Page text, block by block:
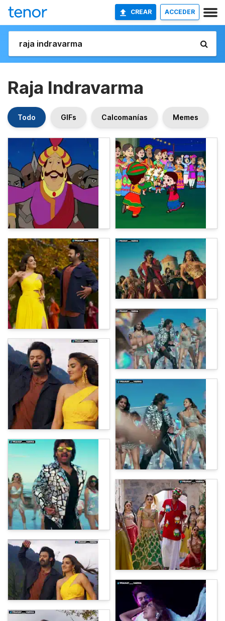
CREAR ACCEDER
Raja Indravarma
Todo GIFs Calcomanías Memes